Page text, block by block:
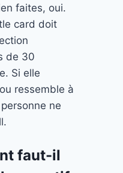
faites, oui.
card doit
de 30
Si elle
ressemble à
ne
faut-il